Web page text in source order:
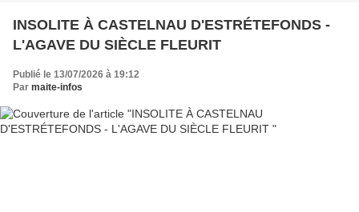
INSOLITE À CASTELNAU D'ESTRÉTEFONDS -
L'AGAVE DU SIÈCLE FLEURIT
Publié le 13/07/2026 à 19:12
Par maite-infos